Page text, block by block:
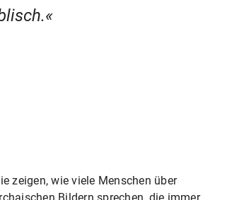
zeigen, wie viele Menschen über
Bildern sprechen, die immer